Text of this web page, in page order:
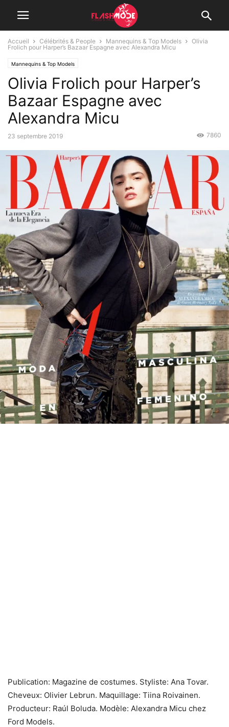
Accueil Célébrités & People Mannequins & Top Models
Olivia
Frolich pour Harper’s Bazaar Espagne avec Alexandra Micu
Mannequins & Top Models
Olivia Frolich pour Harper’s
Bazaar Espagne avec
Alexandra Micu
23 septembre 2019 7860
Publication: Magazine de costumes. Styliste: Ana Tovar.
Cheveux: Olivier Lebrun. Maquillage: Tiina Roivainen.
Producteur: Raúl Boluda. Modèle: Alexandra Micu chez
Ford Models.